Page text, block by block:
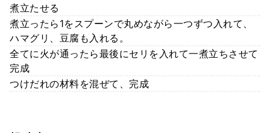
煮立たせる
煮立ったら1をスプーンで丸めながら一つずつ入れて、
ハマグリ、豆腐も入れる。
全てに火が通ったら最後にセリを入れて一煮立ちさせて
完成
つけだれの材料を混ぜて、完成